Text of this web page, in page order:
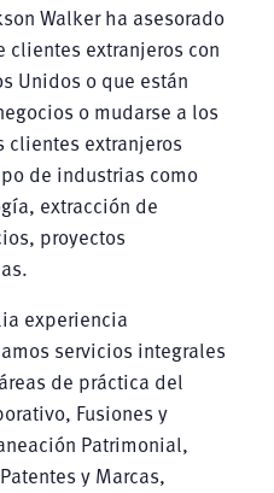
Walker ha asesorado
extranjeros con
Unidos o que están
o mudarse a los
clientes extranjeros
de industrias como
extracción de
proyectos
experiencia
servicios integrales
de práctica del
Fusiones y
Patrimonial,
y Marcas,